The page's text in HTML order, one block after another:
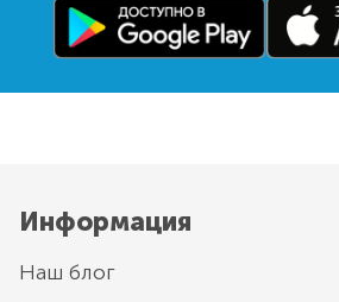
Информация
Наш блог